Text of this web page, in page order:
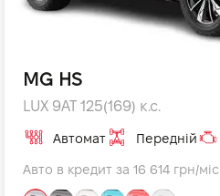
MG HS
LUX 9AT 125(169) к.с.
Автомат Передній
Авто в кредит за 16 614 грн/міс